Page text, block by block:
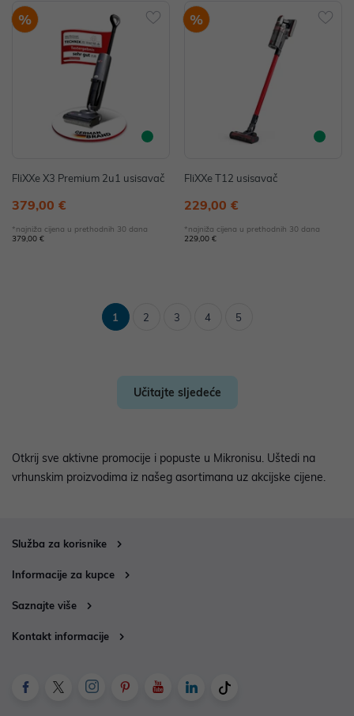
%
FliXXe X3 Premium 2u1 usisavač
379,00 €
*najniža cijena u prethodnih 30 dana
379,00 €
%
FliXXe T12 usisavač
229,00 €
*najniža cijena u prethodnih 30 dana
229,00 €
1 2 3 4 5
Učitajte sljedeće
Otkrij sve aktivne promocije i popuste u Mikronisu. Uštedi na
vrhunskim proizvodima iz našeg asortimana uz akcijske cijene.
Služba za korisnike
Informacije za kupce
Saznajte više
Kontakt informacije